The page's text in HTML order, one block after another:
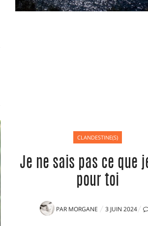
CLANDESTINE(S)
Je ne sais pas ce que
pour toi
PAR MORGANE
PUBLIÉ
3 JUIN 2024